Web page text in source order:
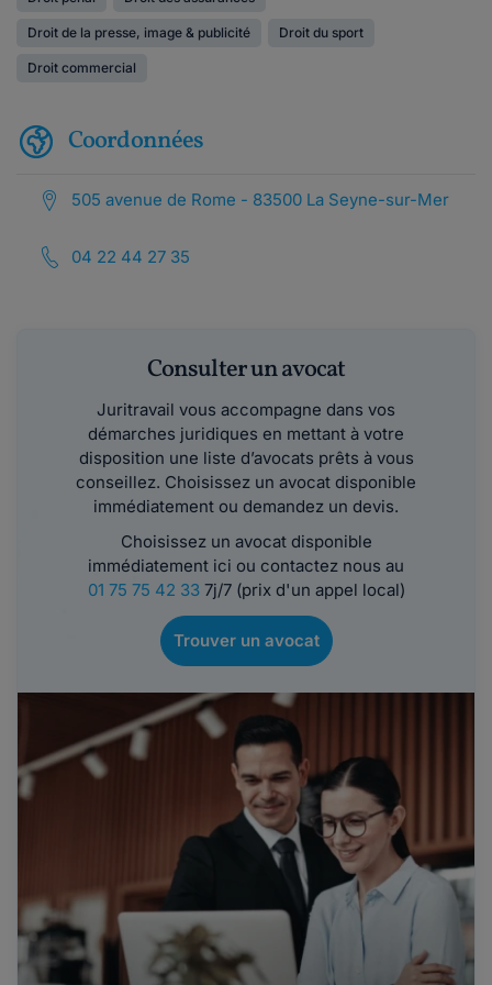
Droit de la presse, image & publicité Droit du sport
Droit commercial
Coordonnées
505 avenue de Rome - 83500 La Seyne-sur-Mer
04 22 44 27 35
Consulter un avocat
Juritravail vous accompagne dans vos
démarches juridiques en mettant à votre
disposition une liste d’avocats prêts à vous
conseillez. Choisissez un avocat disponible
immédiatement ou demandez un devis.
Choisissez un avocat disponible
immédiatement ici ou contactez nous au
01 75 75 42 337j/7 (prix d'un appel local)
Trouver un avocat